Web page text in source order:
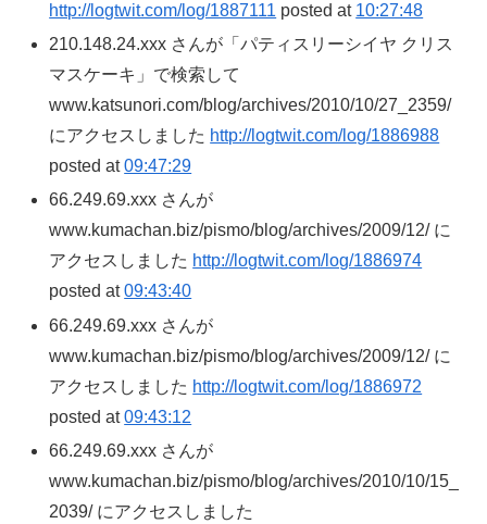
http://logtwit.com/log/1887111 posted at 10:27:48
210.148.24.xxx さんが「パティスリーシイヤ クリス
マスケーキ」で検索して
www.katsunori.com/blog/archives/2010/10/27_2359/
にアクセスしました http://logtwit.com/log/1886988
posted at09:47:29
66.249.69.xxx さんが
www.kumachan.biz/pismo/blog/archives/2009/12/ に
アクセスしました http://logtwit.com/log/1886974
posted at09:43:40
66.249.69.xxx さんが
www.kumachan.biz/pismo/blog/archives/2009/12/ に
アクセスしました http://logtwit.com/log/1886972
posted at09:43:12
66.249.69.xxx さんが
www.kumachan.biz/pismo/blog/archives/2010/10/15_
2039/ にアクセスしました